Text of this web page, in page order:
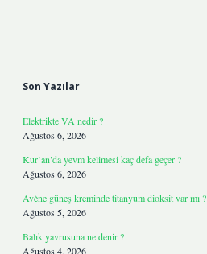
Son Yazılar
Elektrikte VA nedir ?
Ağustos 6, 2026
Kur’an’da yevm kelimesi kaç defa geçer ?
Ağustos 6, 2026
Avène güneş kreminde titanyum dioksit var mı ?
Ağustos 5, 2026
Balık yavrusuna ne denir ?
Ağustos 4, 2026